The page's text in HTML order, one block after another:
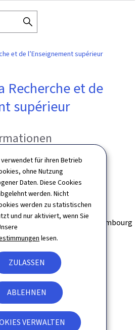
für ihren Betrieb
ohne Nutzung
Daten. Diese Cookies
werden. Nicht
werden zu statistischen
und nur aktiviert, wenn Sie
lesen.
ZULASSEN
ABLEHNEN
VERWALTEN
SEARCH
DIRECTORY
et de l’Enseignement supérieur
Recherche et de
supérieur
et de
Luxembourg
Luxembourg